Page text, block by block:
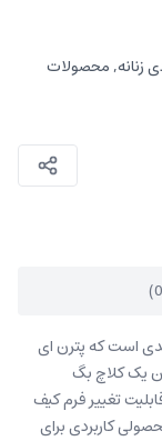
زنانه,محصولات
است که پترن ای
یک کلاچ بگ
تغییر فرم کیف
کاربردی برای